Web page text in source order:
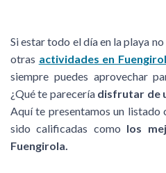
Si estar todo el día en la playa
otras actividades en
siempre puedes aprovechar
¿Qué te parecería disfrutar de
Aquí te presentamos un listado
sido calificadas como los
Fuengirola.